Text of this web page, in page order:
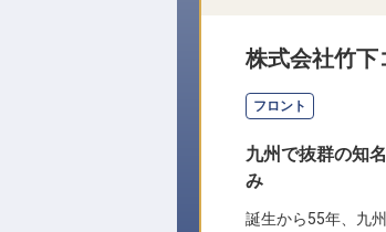
株式会社竹下
フロント
九州で抜群の知
み
誕生から55年、九